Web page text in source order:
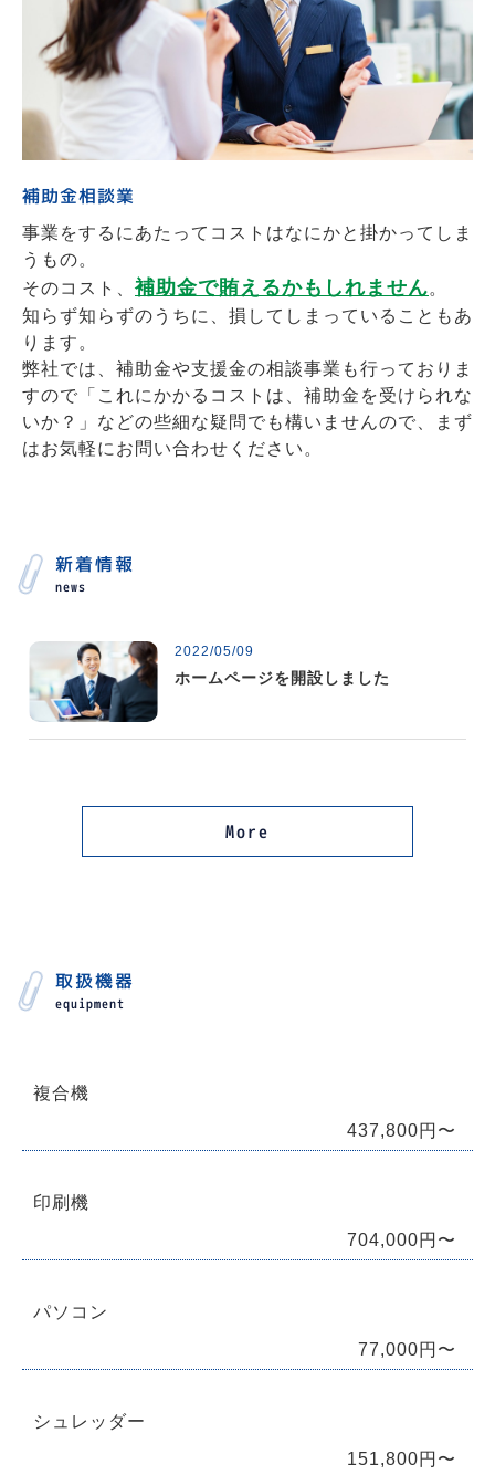
補助金相談業
事業をするにあたってコストはなにかと掛かってしま
うもの。
そのコスト、 補助金で賄えるかもしれません。
知らず知らずのうちに、損してしまっていることもあ
ります。
弊社では、補助金や支援金の相談事業も行っておりま
すので「これにかかるコストは、補助金を受けられな
いか？」などの些細な疑問でも構いませんので、まず
はお気軽にお問い合わせください。
新着情報
news
2022/05/09
ホームページを開設しました
More
取扱機器
equipment
複合機
437,800円〜
印刷機
704,000円〜
パソコン
77,000円〜
シュレッダー
151,800円〜